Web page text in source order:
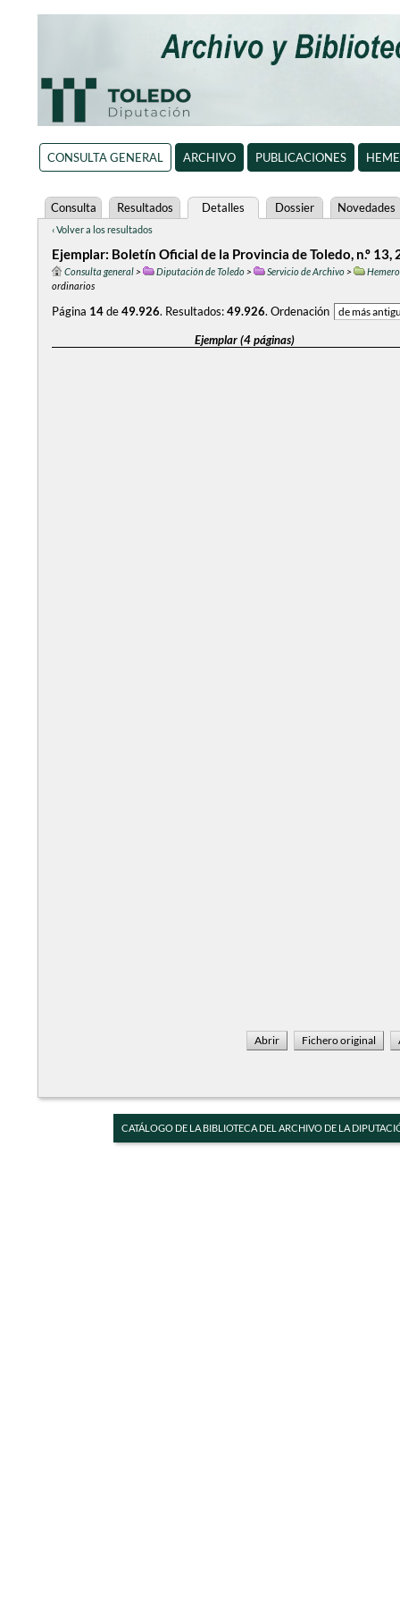
CONSULTA GENERAL ARCHIVO PUBLICACIONES
Consulta Resultados Detalles Dossier Novedades
‹ Volver a los resultados
Ejemplar: Boletín Oficial de la Provincia de Toledo, n.º
Consulta general> Diputación de Toledo> Servicio de Archivo>
ordinarios
Página 14de49.926. Resultados:49.926. Ordenación
Ejemplar (4 páginas)
CATÁLOGO DE LA BIBLIOTECA DEL ARCHIVO DE LA